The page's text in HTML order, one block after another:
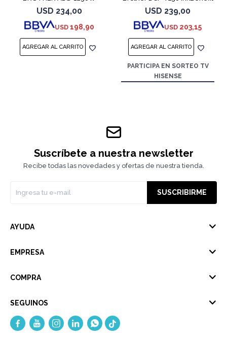
USD 234,00
USD 198,90
Tank
USD 239,00
USD 203,15
PARTICIPA EN SORTEO TV
HISENSE
Suscríbete a nuestra newsletter
Recibe todas las novedades y ofertas de nuestra tienda.
SUSCRIBIRME
AYUDA
EMPRESA
COMPRA
SEGUINOS
    